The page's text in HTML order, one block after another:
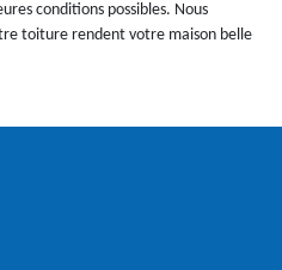
conditions possibles. Nous
toiture rendent votre maison belle